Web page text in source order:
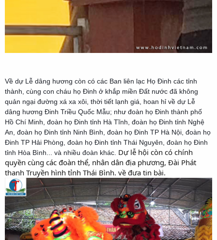
Về dự Lễ dâng hương còn có các Ban liên lạc Họ Đinh các tỉnh
thành, cùng con cháu họ Đinh ở khắp miền Đất nước đã không
quản ngại đường xá xa xôi, thời tiết lạnh giá, hoan hỉ về dự Lễ
dâng hương Đinh Triều Quốc Mẫu; như đoàn họ Đinh thành phố
Hồ Chí Minh, đoàn họ Đinh tỉnh Hà Tĩnh, đoàn họ Đinh tỉnh Nghệ
An, đoàn họ Đinh tỉnh Ninh Bình, đoàn họ Đinh TP Hà Nội, đoàn họ
Đinh TP Hải Phòng, đoàn họ Đinh tỉnh Thái Nguyên, đoàn họ Đinh
tỉnh Hòa Bình... và nhiều đoàn khác. Dự lễ hội còn có chính
quyền cùng các đoàn thể, nhân dân địa phương, Đài Phát
thanh Truyền hình tỉnh Thái Bình. về đưa tin bài.